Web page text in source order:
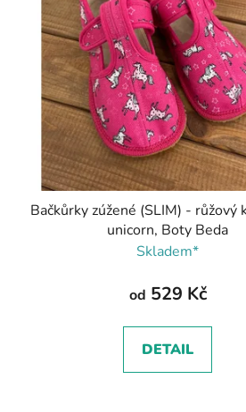
Bačkůrky zúžené (SLIM) - růžový
unicorn, Boty Beda
Skladem*
od 529 Kč
DETAIL